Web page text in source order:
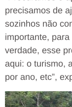
precisamos de
sozinhos não
importante,
verdade, esse
aqui: o turismo,
por ano, etc”,